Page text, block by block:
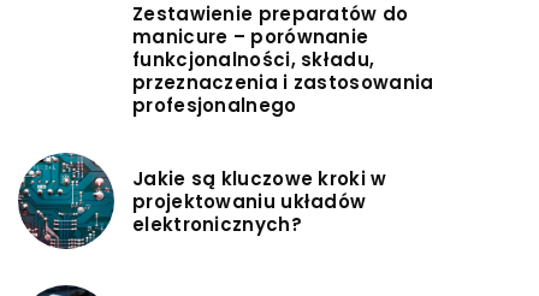
Zestawienie preparatów do
manicure – porównanie
funkcjonalności, składu,
przeznaczenia i zastosowania
profesjonalnego
Jakie są kluczowe kroki w
projektowaniu układów
elektronicznych?